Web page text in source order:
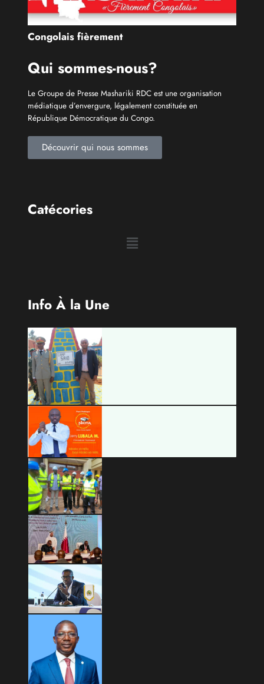
Info À la Une
Copyright © 2026 Mashariki RDC | Fièrement Congolais